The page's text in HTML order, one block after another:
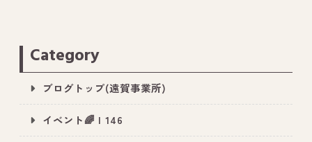
－ 鳥栖事業所のブログ
Category
ブログトップ(遠賀事業所)
イベント🌈 | 146